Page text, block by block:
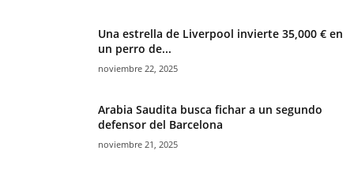
Una estrella de Liverpool invierte 35,000 € en
un perro de...
noviembre 22, 2025
Arabia Saudita busca fichar a un segundo
defensor del Barcelona
noviembre 21, 2025